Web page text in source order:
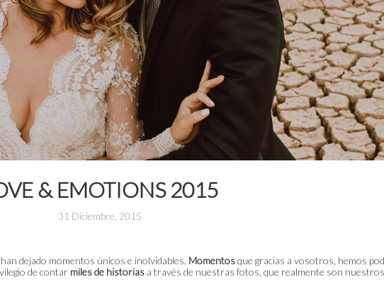
& EMOTIONS 2015
31 Diciembre, 2015
dejado momentos únicos e inolvidables. Momentosque gracias a vosotros, hemos
de contar miles de historias a través de nuestras fotos, que realmente son